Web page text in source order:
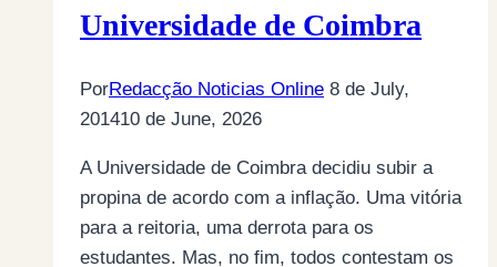
ano
passado
Universidade de Coimbra
PorRedacção Noticias Online 8 de July,
201410 de June, 2026
A Universidade de Coimbra decidiu subir a
propina de acordo com a inflação. Uma vitória
para a reitoria, uma derrota para os
estudantes. Mas, no fim, todos contestam os